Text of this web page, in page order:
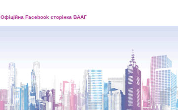
Офіційна Facebook сторінка ВААГ